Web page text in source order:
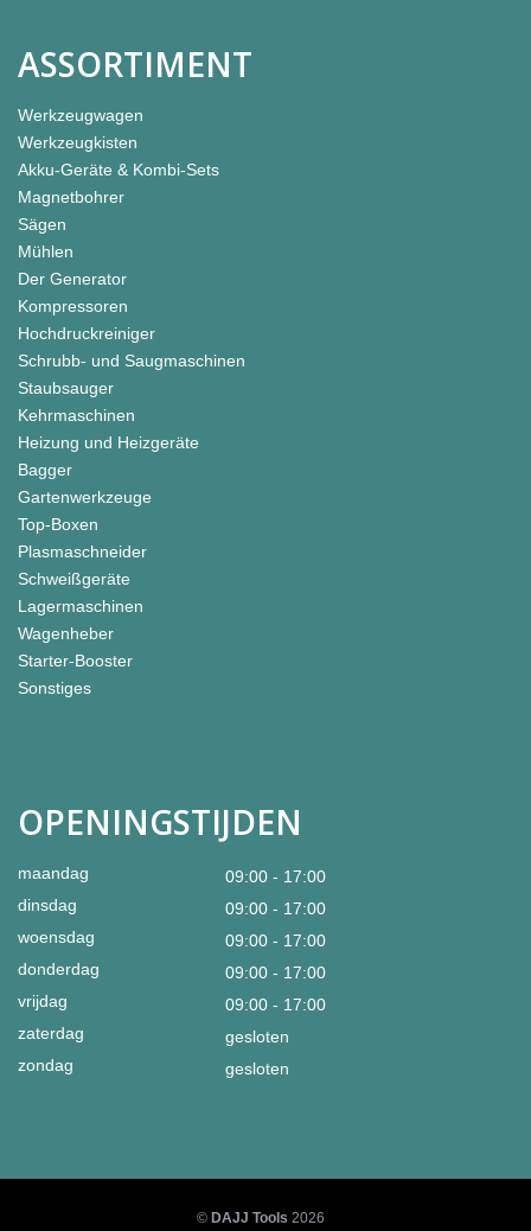
ASSORTIMENT
Werkzeugwagen
Werkzeugkisten
Akku-Geräte & Kombi-Sets
Magnetbohrer
Sägen
Mühlen
Der Generator
Kompressoren
Hochdruckreiniger
Schrubb- und Saugmaschinen
Staubsauger
Kehrmaschinen
Heizung und Heizgeräte
Bagger
Gartenwerkzeuge
Top-Boxen
Plasmaschneider
Schweißgeräte
Lagermaschinen
Wagenheber
Starter-Booster
Sonstiges
OPENINGSTIJDEN
maandag
09:00 - 17:00
dinsdag
09:00 - 17:00
woensdag
09:00 - 17:00
donderdag
09:00 - 17:00
vrijdag
09:00 - 17:00
zaterdag
gesloten
zondag
gesloten
© DAJJ Tools 2026